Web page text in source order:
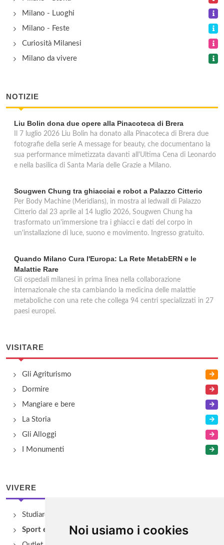
Noi usiamo i cookies
piazzale Stazione Porta Genova 3, Milano
Orca - Associazione sportiva - Sezione di Milano
via San Alessandro 46, Milano
viale Legioni Romane 55, Milano
Sportissimo Prodesub
via Giuseppe Ripamonti 21, Milano
Milano - Luoghi
Milano - Feste
Curiosità Milanesi
Milano da vivere
NOTIZIE
Liu Bolin dona due opere alla Pinacoteca di Brera
Il 7 luglio 2026 Liu Bolin ha donato alla Pinacoteca di Brera due
fotografie della serie A message for beauty, che documentano la
sua performance mimetizzata davanti all'Ultima Cena di Leonardo
e nella basilica di Santa Maria delle Grazie a Milano.
Sougwen Chung tra ghiacciai e robot a Palazzo Citterio
Per Body Machine (Meridians), in mostra al ledwall di Palazzo
Citterio dal 23 aprile al 14 luglio 2026, Sougwen Chung ha
trasformato un'immersione tra i ghiacci e dati del corpo in
un'installazione di luce, suono e movimento. Ingresso gratuito.
Quando Milano Cura l'Europa: La Rete MetabERN e le
Malattie Rare
Gli ospedali milanesi in prima linea nella collaborazione
internazionale che sta cambiando la medicina delle malattie
metaboliche con una rete che collega 94 centri specializzati in 27
paesi europei.
VISITARE
Gli Agriturismo
Dormire
Mangiare e bere
La Storia
Gli Alloggi
I Monumenti
VIVERE
Studiare
Sport e Benessere